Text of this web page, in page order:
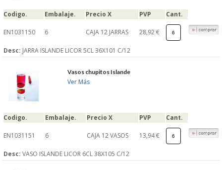
Codigo. Embalaje. Precio X PVP Cant.
EN1031150 6 CAJA 12 JARRAS 28,92 €
Desc: JARRA ISLANDE LICOR 5CL 36X101 C/12
Vasos chupitos Islande
Ver Más
Codigo. Embalaje. Precio X PVP Cant.
EN1031151 6 CAJA 12 VASOS 13,94 €
Desc: VASO ISLANDE LICOR 6CL 38X105 C/12